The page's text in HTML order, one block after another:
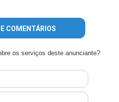
COMENTÁRIOS
os serviços deste anunciante?